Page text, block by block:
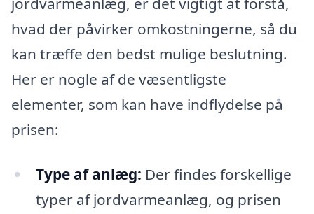
hvad der påvirker omkostningerne, så du
kan træffe den bedst mulige beslutning.
Her er nogle af de væsentligste
elementer, som kan have indflydelse på
prisen:
Type af anlæg: Der findes forskellige
typer af jordvarmeanlæg, og prisen